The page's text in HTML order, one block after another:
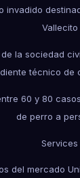
invadido
Vallecito
la sociedad
técnico de
60 y 80
de perro a
Services
del mercado